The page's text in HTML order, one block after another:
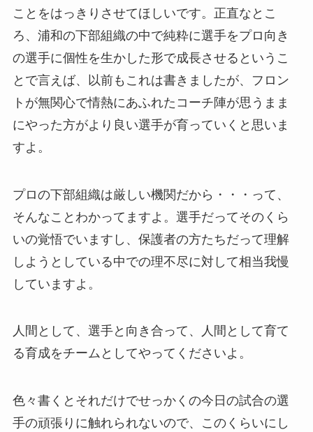
ことをはっきりさせてほしいです。正直なとこ
ろ、浦和の下部組織の中で純粋に選手をプロ向き
の選手に個性を生かした形で成長させるというこ
とで言えば、以前もこれは書きましたが、フロン
トが無関心で情熱にあふれたコーチ陣が思うまま
にやった方がより良い選手が育っていくと思いま
すよ。
プロの下部組織は厳しい機関だから・・・って、
そんなことわかってますよ。選手だってそのくら
いの覚悟でいますし、保護者の方たちだって理解
しようとしている中での理不尽に対して相当我慢
していますよ。
人間として、選手と向き合って、人間として育て
る育成をチームとしてやってくださいよ。
色々書くとそれだけでせっかくの今日の試合の選
手の頑張りに触れられないので、このくらいにし